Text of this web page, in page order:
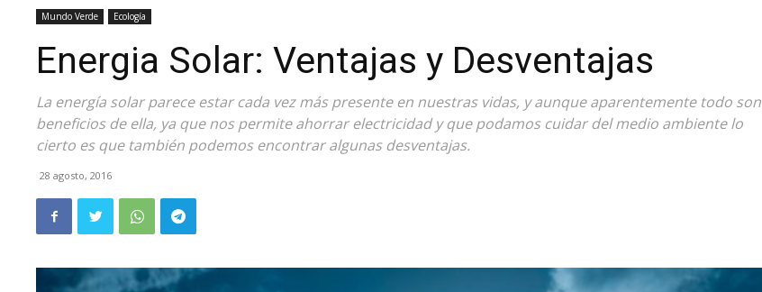
Diario
Mundo Verde Ecología
Energia Solar: Ventajas y Desventajas
La energía solar parece estar cada vez más presente en nuestras vidas, y aunque aparentemente todo son
beneficios de ella, ya que nos permite ahorrar electricidad y que podamos cuidar del medio ambiente lo
cierto es que también podemos encontrar algunas desventajas.
28 agosto, 2016